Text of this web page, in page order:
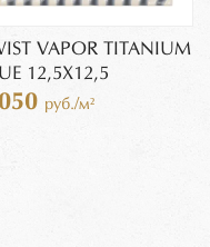
VAPOR TITANIUM
12,5X12,5
руб./м²